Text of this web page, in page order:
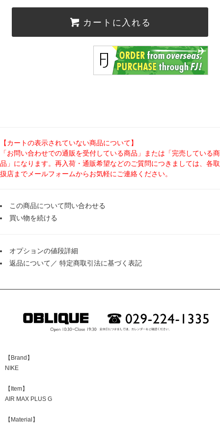
カートに入れる
【カートの表示されていない商品について】
「お問い合わせでの通販を受付している商品」または「完売している商
品」になります。再入荷・通販希望などのご質問につきましては、各取
扱店までメールフォームからお気軽にご連絡ください。
この商品について問い合わせる
買い物を続ける
オプションの値段詳細
返品について ／ 特定商取引法に基づく表記
【Brand】
NIKE
【Item】
AIR MAX PLUS G
【Material】